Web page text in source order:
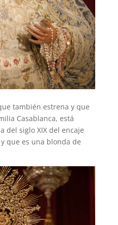
también estrena y que
Casablanca, está
del siglo XIX del encaje
que es una blonda de